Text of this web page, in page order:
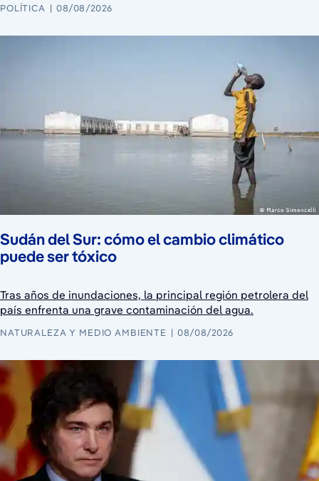
POLÍTICA 08/08/2026
Sudán del Sur: cómo el cambio climático
puede ser tóxico
Tras años de inundaciones, la principal región petrolera del
país enfrenta una grave contaminación del agua.
NATURALEZA Y MEDIO AMBIENTE 08/08/2026